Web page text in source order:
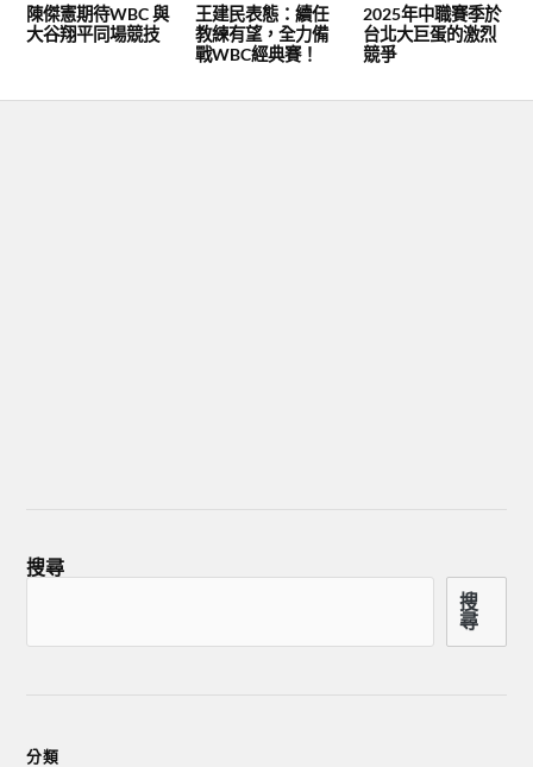
陳傑憲期待WBC 與
大谷翔平同場競技
王建民表態：續任
教練有望，全力備
戰WBC經典賽！
2025年中職賽季於
台北大巨蛋的激烈
競爭
搜尋
搜
尋
分類